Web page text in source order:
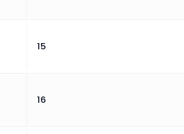
15
16